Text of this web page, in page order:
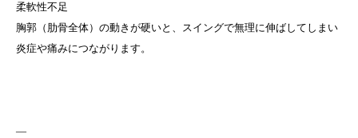
柔軟性不足
胸郭（肋骨全体）の動きが硬いと、スイングで無理に伸ばしてしまい
炎症や痛みにつながります。
—